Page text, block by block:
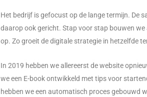
Het bedrijf is gefocust op de lange termijn. De
daarop ook gericht. Stap voor stap bouwen we
op. Zo groeit de digitale strategie in hetzelfde
In 2019 hebben we allereerst de website
we een E-book ontwikkeld met tips voor
hebben we een automatisch proces gebouwd